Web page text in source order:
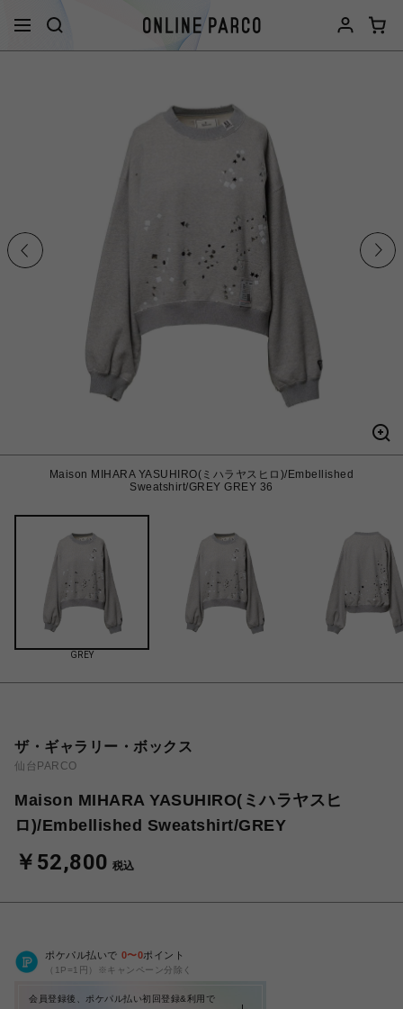
Maison MIHARA YASUHIRO(ミハラヤスヒロ)/Embellished
Sweatshirt/GREY GREY 36
GREY
ザ・ギャラリー・ボックス
仙台PARCO
Maison MIHARA YASUHIRO(ミハラヤスヒ
ロ)/Embellished Sweatshirt/GREY
￥52,800 税込
ポケパル払いで 0〜0ポイント
（1P=1円）※キャンペーン分除く
会員登録後、ポケパル払い初回登録&利用で